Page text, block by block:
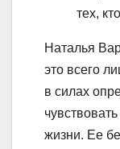
тех,
Наталья
это всего
в силах
жизни. Ее